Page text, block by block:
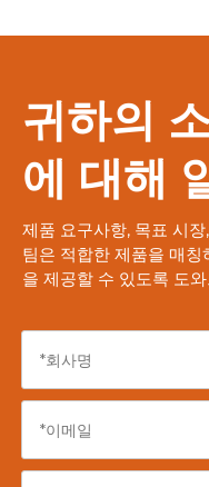
귀하의
에 대해
제품 요구사항, 목표 시
팀은 적합한 제품을 매
을 제공할 수 있도록 도